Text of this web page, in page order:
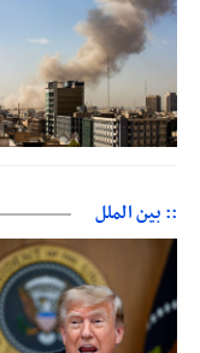
:: بین الملل